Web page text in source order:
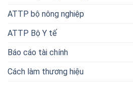
ATTP bộ nông nghiệp
ATTP Bộ Y tế
Báo cáo tài chính
Cách làm thương hiệu